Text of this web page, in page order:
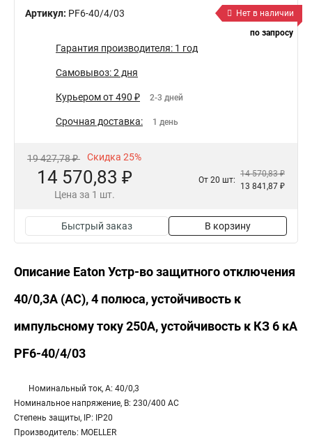
Артикул: PF6-40/4/03
Нет в наличии
по запросу
Гарантия производителя: 1 год
Самовывоз: 2 дня
Курьером от 490 ₽ 2-3 дней
Срочная доставка: 1 день
19 427,78 ₽ Скидка 25%
14 570,83 ₽
Цена за 1 шт.
От 20 шт:
14 570,83 ₽
13 841,87 ₽
Быстрый заказ В корзину
Описание Eaton Устр-во защитного отключения
40/0,3А (АС), 4 полюса, устойчивость к
импульсному току 250А, устойчивость к КЗ 6 кА
PF6-40/4/03
Номинальный ток, А: 40/0,3
Номинальное напряжение, В: 230/400 AC
Степень защиты, IP: IP20
Производитель: MOELLER